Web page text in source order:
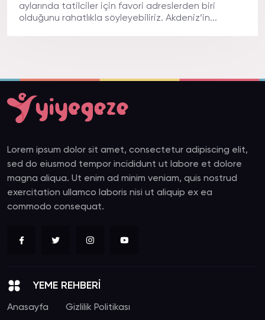
aylarında tatilciler için favori adreslerden biri
olduğunu rahatlıkla söyleyebiliriz. Akdeniz’in...
Lorem ipsum dolor sit amet, consectetur adipiscing elit,
sed do eiusmod tempor incididunt ut labore et dolore
magna aliqua. Ut enim ad minim veniam, quis nostrud
exercitation ullamco laboris nisi ut aliquip ex ea
commodo consequat.
YEME REHBERİ
Anasayfa Gizlilik Politikası